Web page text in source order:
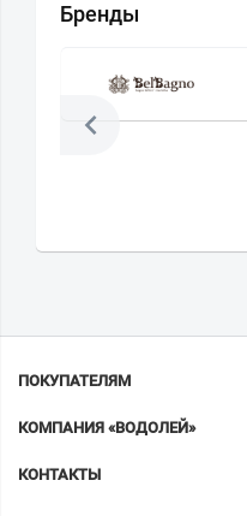
Бренды
ПОКУПАТЕЛЯМ
КОМПАНИЯ «ВОДОЛЕЙ»
КОНТАКТЫ